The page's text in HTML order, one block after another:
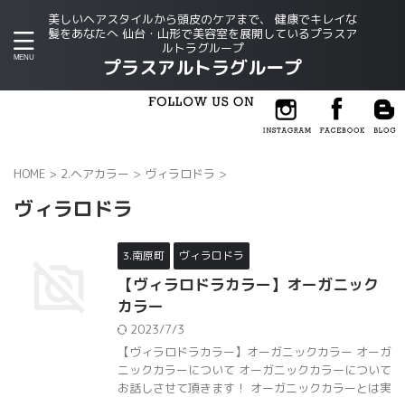
美しいヘアスタイルから頭皮のケアまで、 健康でキレイな
髪をあなたへ 仙台・山形で美容室を展開しているプラスア
ルトラグループ
プラスアルトラグループ
HOME > 2.ヘアカラー > ヴィラロドラ >
ヴィラロドラ
3.南原町 ヴィラロドラ
【ヴィラロドラカラー】オーガニック
カラー
2023/7/3
【ヴィラロドラカラー】オーガニックカラー オーガ
ニックカラーについて オーガニックカラーについて
お話しさせて頂きます！ オーガニックカラーとは実